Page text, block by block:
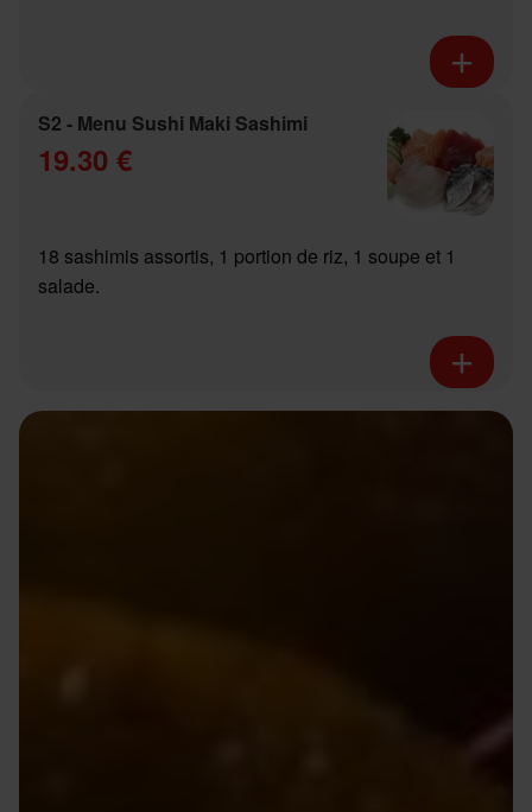
S2 - Menu Sushi Maki Sashimi
19.30 €
18 sashimis assortis, 1 portion de riz, 1 soupe et 1
salade.